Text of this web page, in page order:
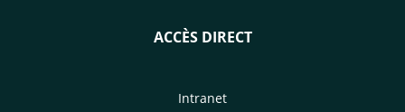
ACCÈS DIRECT
Intranet